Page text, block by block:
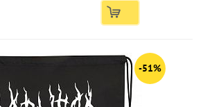
-51%